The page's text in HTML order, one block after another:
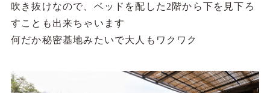
すことも出来ちゃいます
何だか秘密基地みたいで大人もワクワク